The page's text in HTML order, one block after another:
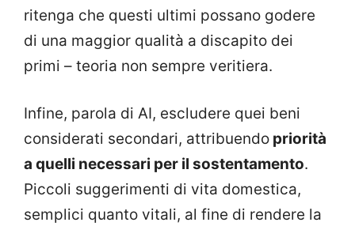
ritenga che questi ultimi possano godere
di una maggior qualità a discapito dei
primi – teoria non sempre veritiera.
Infine, parola di AI, escludere quei beni
considerati secondari, attribuendo priorità
a quelli necessari per il sostentamento.
Piccoli suggerimenti di vita domestica,
semplici quanto vitali, al fine di rendere la